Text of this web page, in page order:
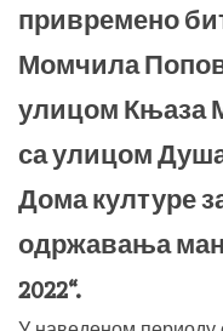
привремено
Момчила
улицом Књаза
са улицом
Дома културе
одржавања
2022“.